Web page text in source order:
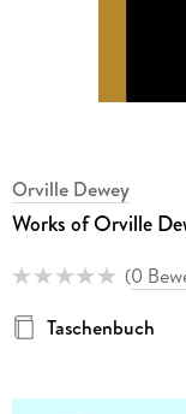
Orville Dewey
Works of Orville
(0
Taschenbuch